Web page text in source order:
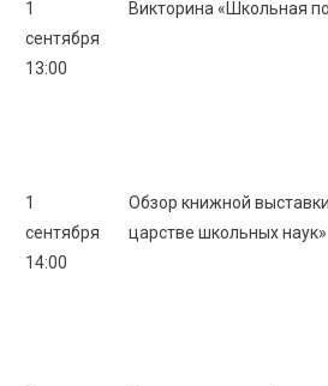
1
сентября
13:00
Викторина «Школьная
1
сентября
14:00
Обзор книжной
царстве школьных наук»